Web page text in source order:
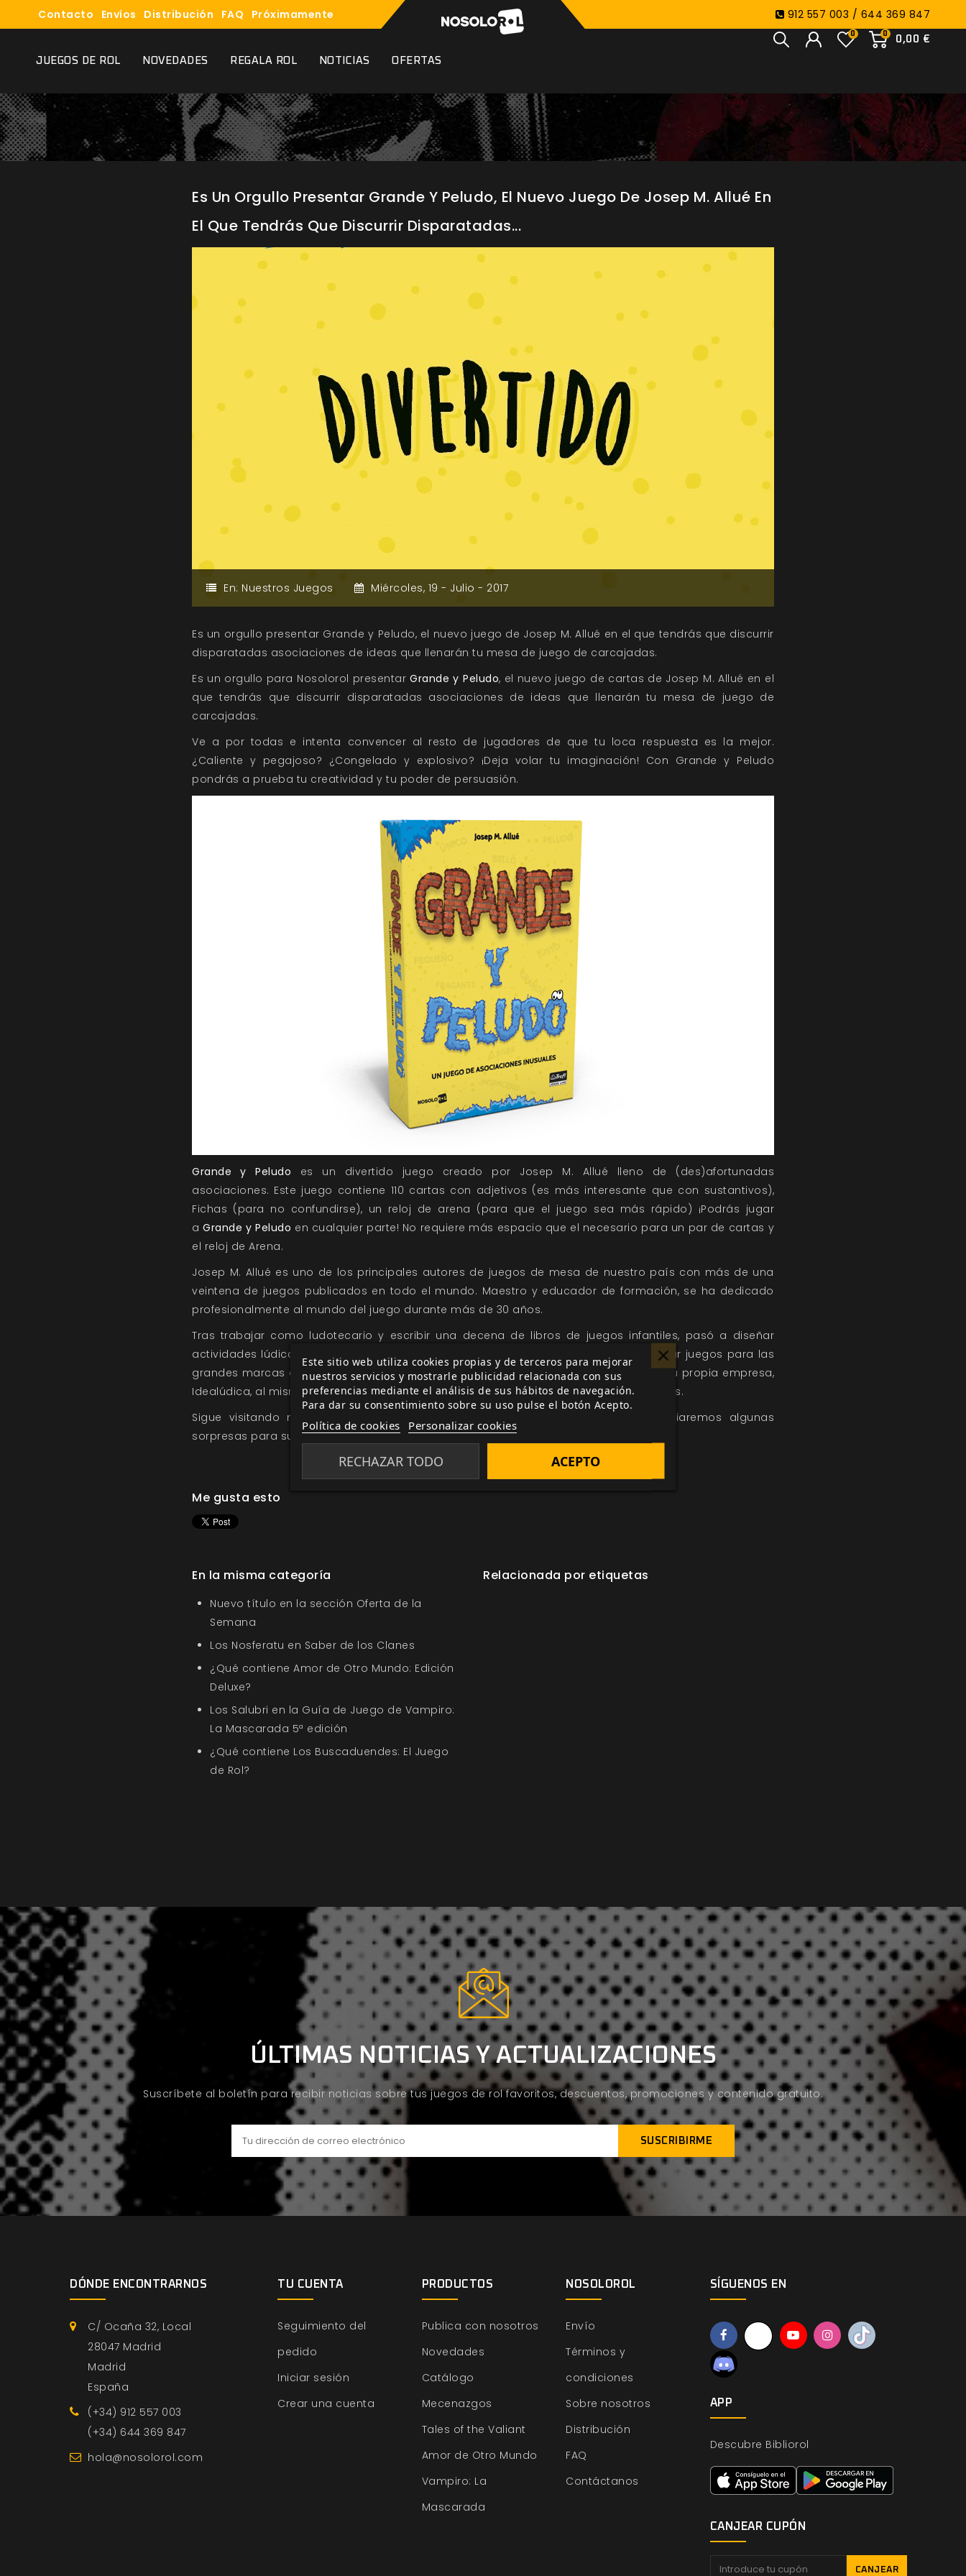
Contacto Envíos Distribución FAQ Próximamente 912 557 003 / 644 369 847
0
0,00 €
0
JUEGOS DE ROL NOVEDADES REGALA ROL NOTICIAS OFERTAS
Es Un Orgullo Presentar Grande Y Peludo, El Nuevo Juego De Josep M. Allué En
El Que Tendrás Que Discurrir Disparatadas...
En: Nuestros Juegos Miércoles, 19 - Julio - 2017
Es un orgullo presentar Grande y Peludo, el nuevo juego de Josep M. Allué en el que tendrás que discurrir
disparatadas asociaciones de ideas que llenarán tu mesa de juego de carcajadas.
Es un orgullo para Nosolorol presentarGrande y Peludo, el nuevo juego de cartas de Josep M. Allué en el
que tendrás que discurrir disparatadas asociaciones de ideas que llenarán tu mesa de juego de
carcajadas.
Ve a por todas e intenta convencer al resto de jugadores de que tu loca respuesta es la mejor.
¿Caliente y pegajoso? ¿Congelado y explosivo? ¡Deja volar tu imaginación! Con Grande y Peludo
pondrás a prueba tu creatividad y tu poder de persuasión.
Grande y Peludo es un divertido juego creado por Josep M. Allué lleno de (des)afortunadas
asociaciones. Este juego contiene 110 cartas con adjetivos (es más interesante que con sustantivos),
Fichas (para no confundirse), un reloj de arena (para que el juego sea más rápido) ¡Podrás jugar
aGrande y Peludo en cualquier parte! No requiere más espacio que el necesario para un par de cartas y
el reloj de Arena.
Josep M. Allué es uno de los principales autores de juegos de mesa de nuestro país con más de una
veintena de juegos publicados en todo el mundo. Maestro y educador de formación, se ha dedicado
profesionalmente al mundo del juego durante más de 30 años.
Tras trabajar como ludotecario y escribir una decena de libros de juegos infantiles, pasó a diseñar
actividades lúdicas para museos, congresos y organizaciones así como a desarrollar juegos para las
grandes marcas del sector. Actualmente asesora y desarrolla sus proyectos desde su propia empresa,
Idealúdica, al mismo tiempo que crea y publica sus juegos de autor diversas editoriales.
Sigue visitando nuestra web para saber más de
¡Pronto anunciaremos algunas
sorpresas para su lanzamiento!
Me gusta esto
En la misma categoría
Nuevo título en la sección Oferta de la
Semana
Los Nosferatu en Saber de los Clanes
¿Qué contiene Amor de Otro Mundo: Edición
Deluxe?
Los Salubri en la Guía de Juego de Vampiro:
La Mascarada 5ª edición
¿Qué contiene Los Buscaduendes: El Juego
de Rol?
Relacionada por etiquetas
ÚLTIMAS NOTICIAS Y ACTUALIZACIONES
Suscríbete al boletín para recibir noticias sobre tus juegos de rol favoritos, descuentos, promociones y contenido gratuito.
DÓNDE ENCONTRARNOS
C/ Ocaña 32, Local
28047 Madrid
Madrid
España
(+34) 912 557 003
(+34) 644 369 847
hola@nosolorol.com
TU CUENTA
Seguimiento del
pedido
Iniciar sesión
Crear una cuenta
PRODUCTOS
Publica con nosotros
Novedades
Catálogo
Mecenazgos
Tales of the Valiant
Amor de Otro Mundo
Vampiro: La
Mascarada
NOSOLOROL
Envío
Términos y
condiciones
Sobre nosotros
Distribución
FAQ
Contáctanos
SÍGUENOS EN
Este sitio web utiliza cookies propias y de terceros para mejorar
nuestros servicios y mostrarle publicidad relacionada con sus
preferencias mediante el análisis de sus hábitos de navegación.
Para dar su consentimiento sobre su uso pulse el botón Acepto.
Política de cookies Personalizar cookies
RECHAZAR TODO ACEPTO
APP
Descubre Bibliorol
CANJEAR CUPÓN
CANJEAR